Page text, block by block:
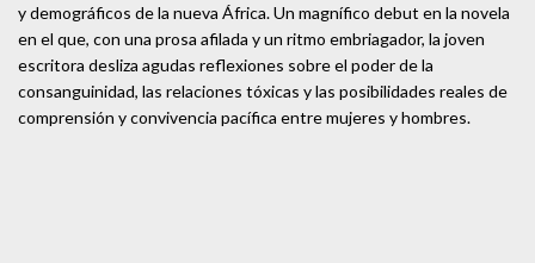
y demográficos de la nueva África. Un magnífico debut en la novela
en el que, con una prosa afilada y un ritmo embriagador, la joven
escritora desliza agudas reflexiones sobre el poder de la
consanguinidad, las relaciones tóxicas y las posibilidades reales de
comprensión y convivencia pacífica entre mujeres y hombres.